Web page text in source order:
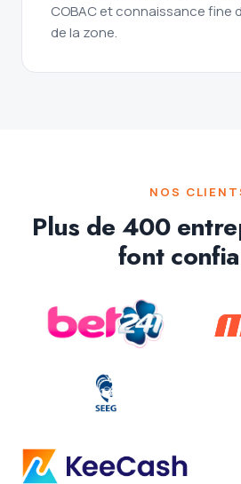
COBAC et connaissance fine
de la zone.
NOS
Plus de 400
font